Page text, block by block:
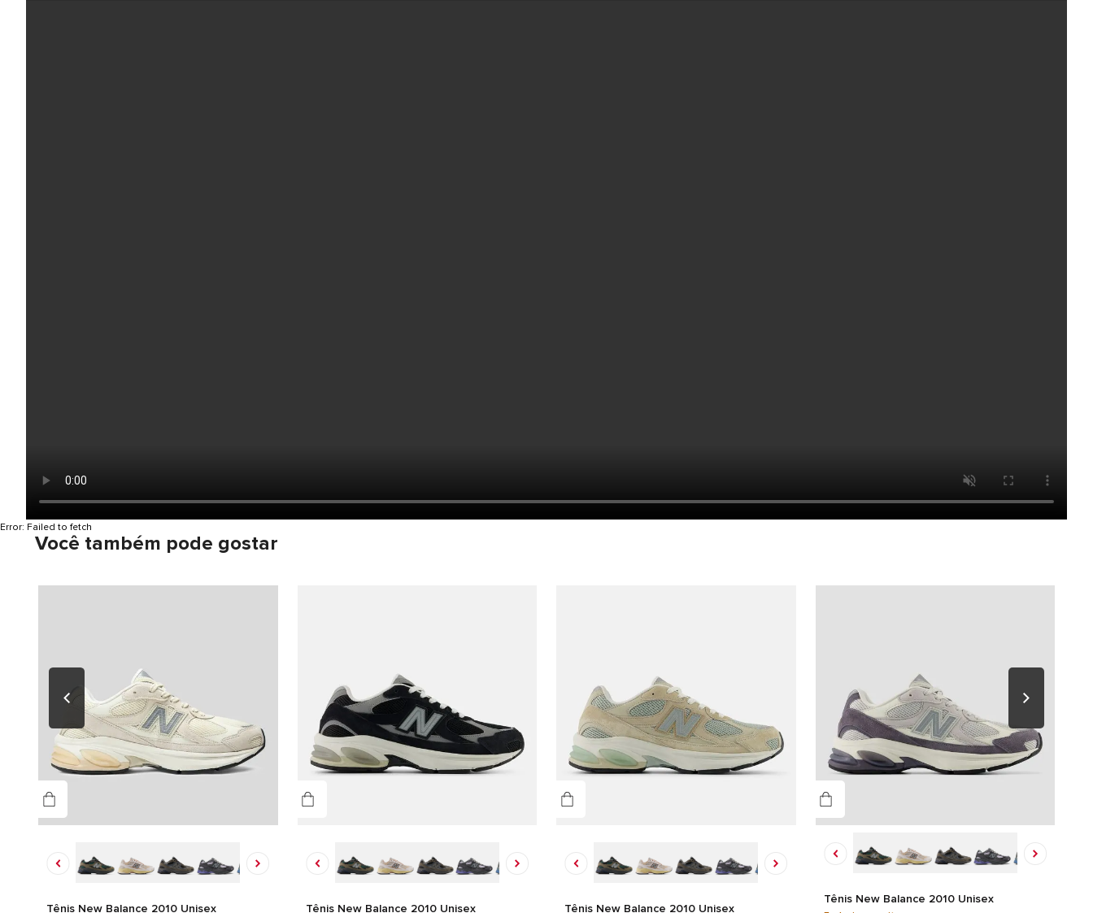
Error: Failed to fetch
Você também pode gostar
Tênis New Balance 2010 Unisex Tênis New Balance 2010 Unisex Tênis New Balance 2010 Unisex
Tênis New Balance 2010 Unisex